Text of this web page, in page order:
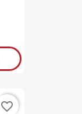
favorite_border